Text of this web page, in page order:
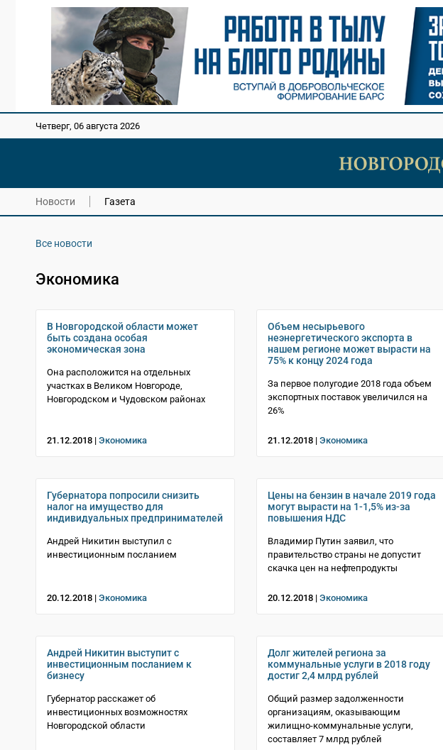
Четверг, 06 августа 2026
Новости Газета
Все новости
Экономика
В Новгородской области может
быть создана особая
экономическая зона
Она расположится на отдельных
участках в Великом Новгороде,
Новгородском и Чудовском районах
21.12.2018 | Экономика
Объем несырьевого
неэнергетического экспорта в
нашем регионе может вырасти на
75% к концу 2024 года
За первое полугодие 2018 года объем
экспортных поставок увеличился на
26%
21.12.2018 | Экономика
Губернатора попросили снизить
налог на имущество для
индивидуальных предпринимателей
Андрей Никитин выступил с
инвестиционным посланием
20.12.2018 | Экономика
Цены на бензин в начале 2019 года
могут вырасти на 1-1,5% из-за
повышения НДС
Владимир Путин заявил, что
правительство страны не допустит
скачка цен на нефтепродукты
20.12.2018 | Экономика
Андрей Никитин выступит с
инвестиционным посланием к
бизнесу
Губернатор расскажет об
инвестиционных возможностях
Новгородской области
Долг жителей региона за
коммунальные услуги в 2018 году
достиг 2,4 млрд рублей
Общий размер задолженности
организациям, оказывающим
жилищно-коммунальные услуги,
составляет 7 млрд рублей